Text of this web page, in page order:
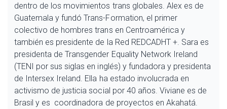
dentro de los movimientos trans globales. Alex es de
Guatemala y fundó Trans-Formation, el primer
colectivo de hombres trans en Centroamérica y
también es presidente de la Red REDCADHT +. Sara es
presidenta de Transgender Equality Network Ireland
(TENI por sus siglas en inglés) y fundadora y presidenta
de Intersex Ireland. Ella ha estado involucrada en
activismo de justicia social por 40 años. Viviane es de
Brasil y es coordinadora de proyectos en Akahatá.